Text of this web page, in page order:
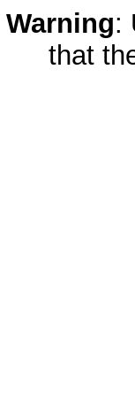
Warning:
that